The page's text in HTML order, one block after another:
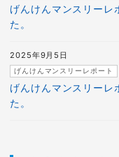
げんけんマンスリー
た。
げんけんマンスリー
た。
げんけんマンスリーレポート
2025年9月5日